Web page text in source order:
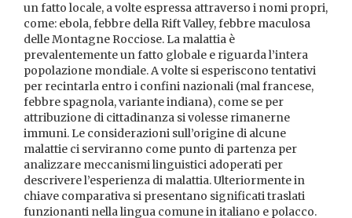
un fatto locale, a volte espressa attraverso i nomi propri,
come: ebola, febbre della Rift Valley, febbre maculosa
delle Montagne Rocciose. La malattia è
prevalentemente un fatto globale e riguarda l’intera
popolazione mondiale. A volte si esperiscono tentativi
per recintarla entro i confini nazionali (mal francese,
febbre spagnola, variante indiana), come se per
attribuzione di cittadinanza si volesse rimanerne
immuni. Le considerazioni sull’origine di alcune
malattie ci serviranno come punto di partenza per
analizzare meccanismi linguistici adoperati per
descrivere l’esperienza di malattia. Ulteriormente in
chiave comparativa si presentano significati traslati
funzionanti nella lingua comune in italiano e polacco.